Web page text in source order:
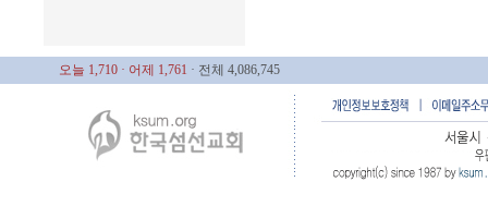
오늘 1,710 · 어제 1,761 · 전체 4,086,745